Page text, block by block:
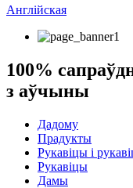
Англійская
100%
з аўчыны
Дадому
Прадукты
Рукавіцы і
Рукавіцы
Дамы